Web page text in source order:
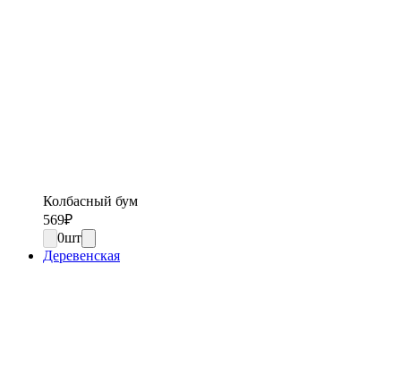
Колбасный бум
569₽
0шт
Деревенская